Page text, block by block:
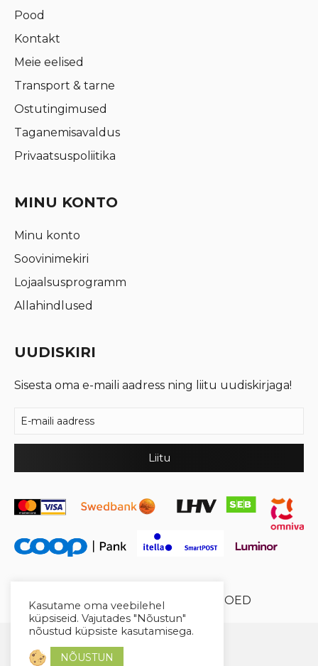
Pood
Kontakt
Meie eelised
Transport & tarne
Ostutingimused
Taganemisavaldus
Privaatsuspoliitika
MINU KONTO
Minu konto
Soovinimekiri
Lojaalsusprogramm
Allahindlused
UUDISKIRI
Sisesta oma e-maili aadress ning liitu uudiskirjaga!
© 2026 Cool Crystal OÜ //XYSUM E-POED
Kasutame oma veebilehel
küpsiseid. Vajutades "Nõustun"
nõustud küpsiste kasutamisega.
NÕUSTUN